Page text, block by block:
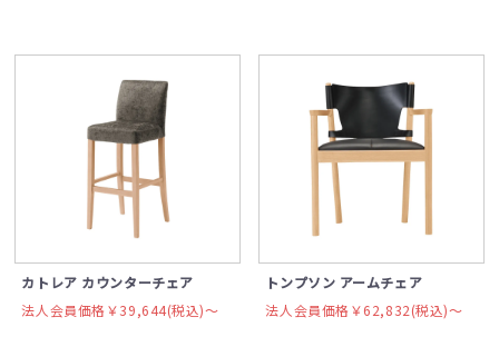
カトレア カウンターチェア
法人会員価格￥39,644(税込)〜
トンプソン アームチェア
法人会員価格￥62,832(税込)〜